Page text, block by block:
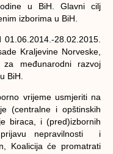
u BiH. Glavni cilj
izborima u BiH.
01.06.2014.-28.02.2015.
Kraljevine Norveske,
za međunarodni razvoj
BiH.
vrijeme usmjeriti na
(centralne i opštinskih
biraca, i (pred)izbornih
prijavu nepravilnosti i
Koalicija će promatrati